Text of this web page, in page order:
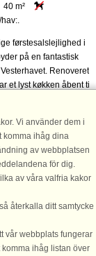
m²
førstesalslejlighed i
på en fantastisk
Renoveret i
et lyst køkken åbent til
et komfortabelt
med to senge og ...
4.577 SEK
Vi använder dem i
komma ihåg dina
av webbplatsen
för dig.
av våra valfria kakor
återkalla ditt samtycke
vår webbplats fungerar
ihåg listan över